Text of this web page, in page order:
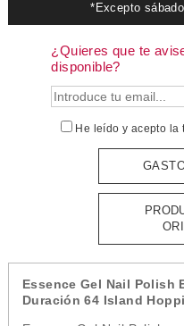
*Excepto
¿Quieres que te
disponible?
He leído y acepto la
Essence Gel Nail Polish
Duración 64 Island